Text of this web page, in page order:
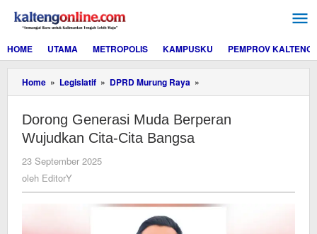
konten
HOME
UTAMA METROPOLIS KAMPUSKU PEMPROV KALTENG
Home » Legislatif » DPRD Murung Raya »
Generasi
Berperan
Dorong Generasi Muda Berperan
Wujudkan Cita-Cita Bangsa
23 September 2025
oleh EditorY